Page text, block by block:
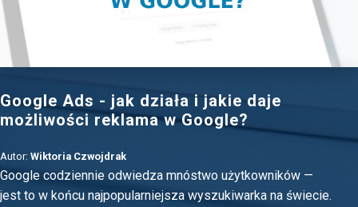
Google Ads - jak działa i jakie daje
możliwości reklama w Google?
Autor: Wiktoria Czwojdrak
Google codziennie odwiedza mnóstwo użytkowników —
jest to w końcu najpopularniejsza wyszukiwarka na świecie.